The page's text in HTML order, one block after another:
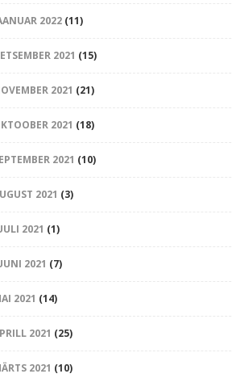
2022(11)
2021 (15)
2021 (21)
2021 (18)
2021 (10)
2021 (3)
2021 (1)
2021 (7)
2021 (14)
2021 (25)
2021 (10)